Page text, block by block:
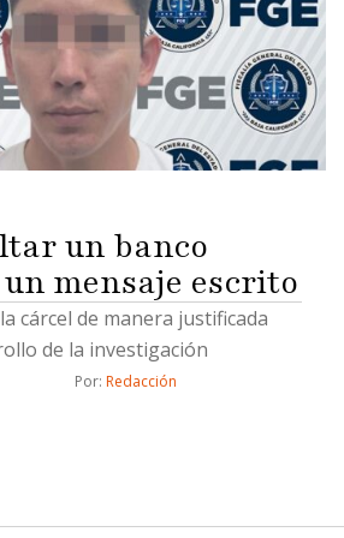
un banco
mensaje escrito
cárcel de manera justificada
de la investigación
Por: Redacción